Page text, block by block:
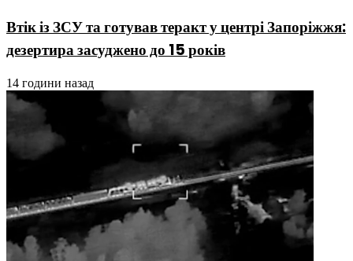
Втік із ЗСУ та готував теракт у центрі Запоріжжя:
дезертира засуджено до 15 років
14 години назад